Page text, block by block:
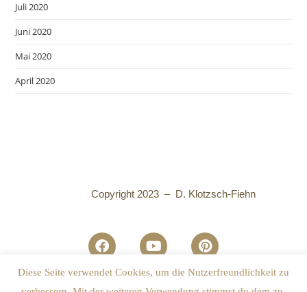
Juli 2020
Juni 2020
Mai 2020
April 2020
Copyright 2023 – D. Klotzsch-Fiehn
Diese Seite verwendet Cookies, um die Nutzerfreundlichkeit zu